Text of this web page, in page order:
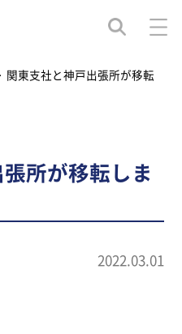
関東支社と神戸出張所が移転
所が移転しま
2022.03.01